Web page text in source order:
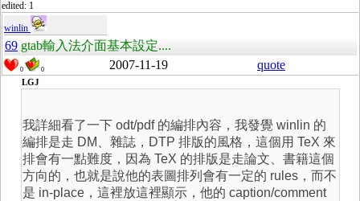
edited: 1
winlin
69 gtab輸入法介面基本設定....
0 0 2007-11-19 quote
LGJ
我詳細看了一下 odt/pdf 的編排內容，我發覺 winlin 的
編排是走 DM、雜誌，DTP 排版的風格，這個用 TeX 來
排會有一點難度，因為 TeX 的排版是走論文、書籍這個
方向的，也就是說他的表圖排列會有一定的 rules，而不
是 in-place，這裡放這裡顯示，他的 caption/comment